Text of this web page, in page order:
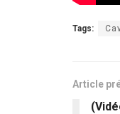
Tags:
Article